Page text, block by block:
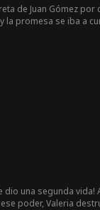
de Juan Gómez
promesa se iba a
una segunda
poder, Valeria